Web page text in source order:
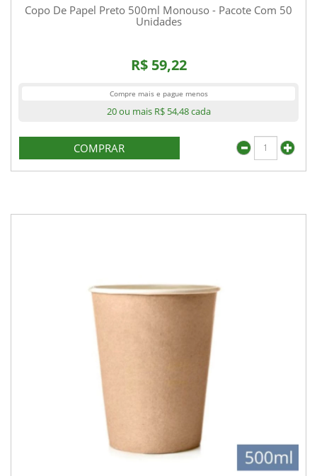
Copo De Papel Preto 500ml Monouso - Pacote Com 50
Unidades
R$ 59,22
Compre mais e pague menos
20 ou mais R$ 54,48cada
COMPRAR